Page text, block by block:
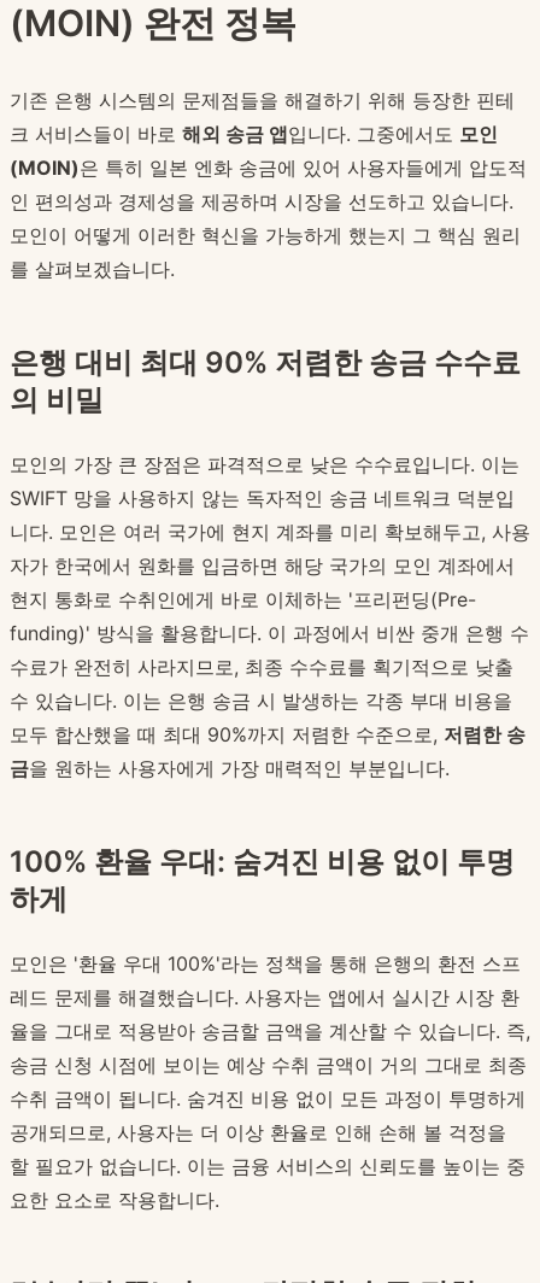
(MOIN) 완전 정복
기존 은행 시스템의 문제점들을 해결하기 위해 등장한 핀테
크 서비스들이 바로 해외 송금 앱입니다. 그중에서도 모인
(MOIN)은 특히 일본 엔화 송금에 있어 사용자들에게 압도적
인 편의성과 경제성을 제공하며 시장을 선도하고 있습니다.
모인이 어떻게 이러한 혁신을 가능하게 했는지 그 핵심 원리
를 살펴보겠습니다.
은행 대비 최대 90% 저렴한 송금 수수료
의 비밀
모인의 가장 큰 장점은 파격적으로 낮은 수수료입니다. 이는
SWIFT 망을 사용하지 않는 독자적인 송금 네트워크 덕분입
니다. 모인은 여러 국가에 현지 계좌를 미리 확보해두고, 사용
자가 한국에서 원화를 입금하면 해당 국가의 모인 계좌에서
현지 통화로 수취인에게 바로 이체하는 '프리펀딩(Pre-
funding)' 방식을 활용합니다. 이 과정에서 비싼 중개 은행 수
수료가 완전히 사라지므로, 최종 수수료를 획기적으로 낮출
수 있습니다. 이는 은행 송금 시 발생하는 각종 부대 비용을
모두 합산했을 때 최대 90%까지 저렴한 수준으로, 저렴한 송
금을 원하는 사용자에게 가장 매력적인 부분입니다.
100% 환율 우대: 숨겨진 비용 없이 투명
하게
모인은 '환율 우대 100%'라는 정책을 통해 은행의 환전 스프
레드 문제를 해결했습니다. 사용자는 앱에서 실시간 시장 환
율을 그대로 적용받아 송금할 금액을 계산할 수 있습니다. 즉,
송금 신청 시점에 보이는 예상 수취 금액이 거의 그대로 최종
수취 금액이 됩니다. 숨겨진 비용 없이 모든 과정이 투명하게
공개되므로, 사용자는 더 이상 환율로 인해 손해 볼 걱정을
할 필요가 없습니다. 이는 금융 서비스의 신뢰도를 높이는 중
요한 요소로 작용합니다.